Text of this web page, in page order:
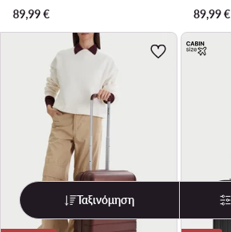
89,99€
89,99€
Ταξινόμηση